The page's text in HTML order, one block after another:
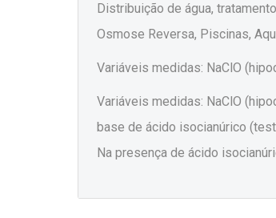
Distribuição de água,
Osmose Reversa, Piscinas,
Variáveis ​​medidas: NaClO
Variáveis ​​medidas: NaClO
base de ácido isocianúrico
Na presença de ácido